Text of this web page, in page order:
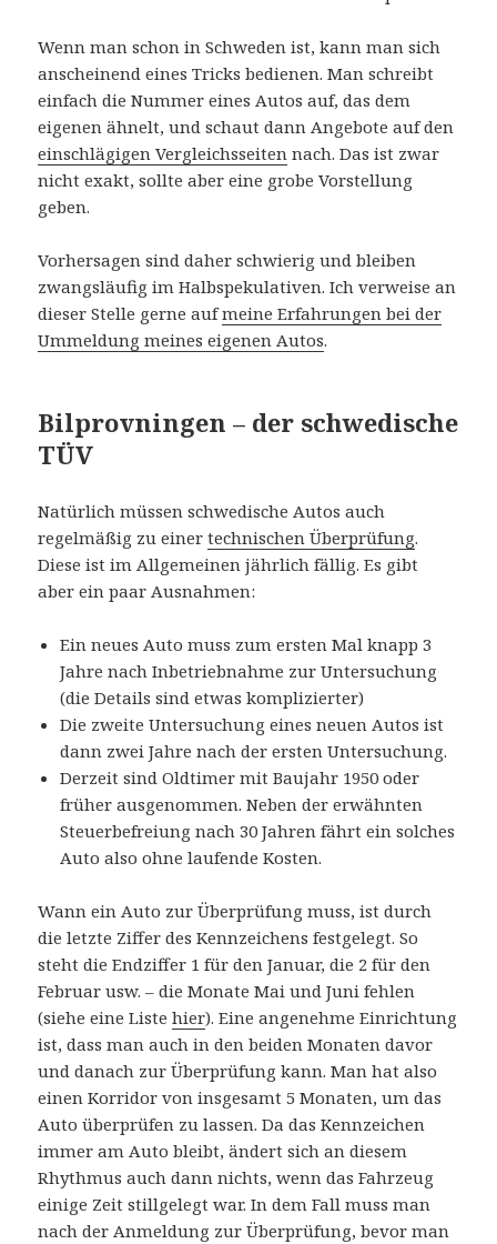
Wenn man schon in Schweden ist, kann man sich
anscheinend eines Tricks bedienen. Man schreibt
einfach die Nummer eines Autos auf, das dem
eigenen ähnelt, und schaut dann Angebote auf den
einschlägigen Vergleichsseiten nach. Das ist zwar
nicht exakt, sollte aber eine grobe Vorstellung
geben.
Vorhersagen sind daher schwierig und bleiben
zwangsläufig im Halbspekulativen. Ich verweise an
dieser Stelle gerne aufmeine Erfahrungen bei der
Ummeldung meines eigenen Autos.
Bilprovningen – der schwedische
TÜV
Natürlich müssen schwedische Autos auch
regelmäßig zu einertechnischen Überprüfung.
Diese ist im Allgemeinen jährlich fällig. Es gibt
aber ein paar Ausnahmen:
Ein neues Auto muss zum ersten Mal knapp 3
Jahre nach Inbetriebnahme zur Untersuchung
(die Details sind etwas komplizierter)
Die zweite Untersuchung eines neuen Autos ist
dann zwei Jahre nach der ersten Untersuchung.
Derzeit sind Oldtimer mit Baujahr 1950 oder
früher ausgenommen. Neben der erwähnten
Steuerbefreiung nach 30 Jahren fährt ein solches
Auto also ohne laufende Kosten.
Wann ein Auto zur Überprüfung muss, ist durch
die letzte Ziffer des Kennzeichens festgelegt. So
steht die Endziffer 1 für den Januar, die 2 für den
Februar usw. – die Monate Mai und Juni fehlen
(siehe eine Listehier). Eine angenehme Einrichtung
ist, dass man auch in den beiden Monaten davor
und danach zur Überprüfung kann. Man hat also
einen Korridor von insgesamt 5 Monaten, um das
Auto überprüfen zu lassen. Da das Kennzeichen
immer am Auto bleibt, ändert sich an diesem
Rhythmus auch dann nichts, wenn das Fahrzeug
einige Zeit stillgelegt war. In dem Fall muss man
nach der Anmeldung zur Überprüfung, bevor man